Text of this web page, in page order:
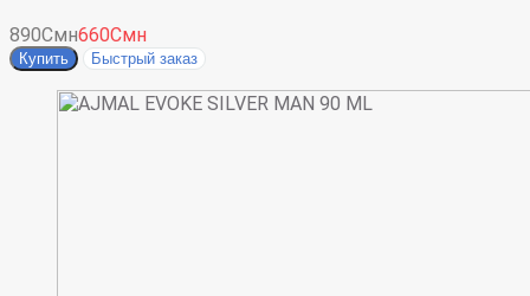
890Смн660Смн
Купить Быстрый заказ